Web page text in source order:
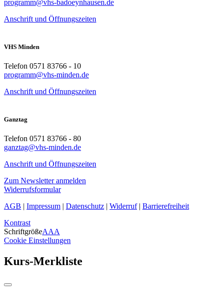
programm@vhs-badoeynhausen.de
Anschrift und Öffnungszeiten
VHS Minden
Telefon 0571 83766 - 10
programm@vhs-minden.de
Anschrift und Öffnungszeiten
Ganztag
Telefon 0571 83766 - 80
ganztag@vhs-minden.de
Anschrift und Öffnungszeiten
Zum Newsletter anmelden
Widerrufsformular
AGB | Impressum | Datenschutz | Widerruf| Barrierefreiheit
Kontrast
SchriftgrößeAAA
Cookie Einstellungen
Kurs-Merkliste